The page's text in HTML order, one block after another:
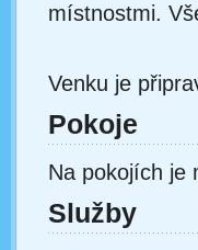
místnostmi.
Venku je
Pokoje
Na pokojích je
Služby